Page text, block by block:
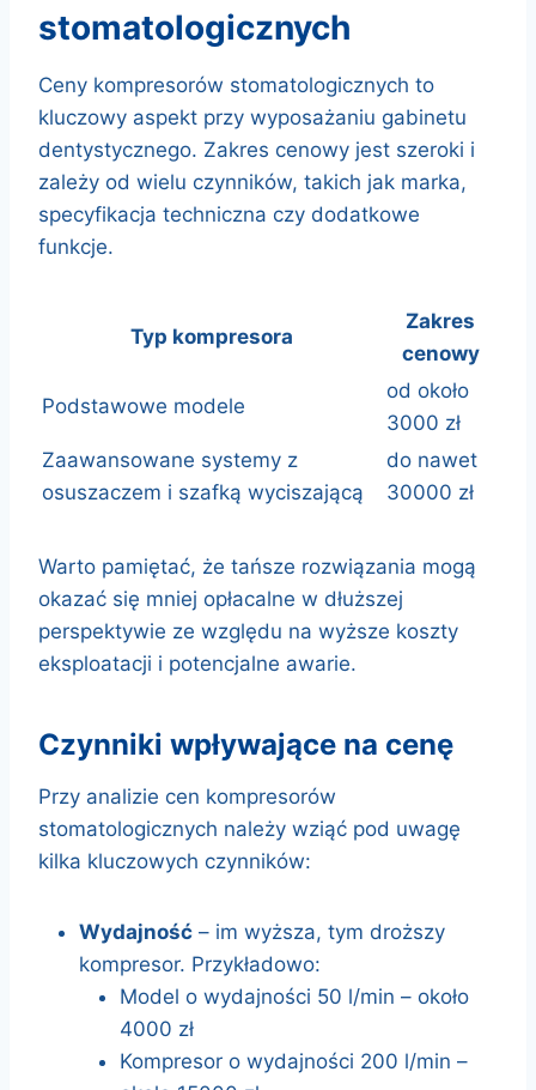
stomatologicznych
Ceny kompresorów stomatologicznych to
kluczowy aspekt przy wyposażaniu gabinetu
dentystycznego. Zakres cenowy jest szeroki i
zależy od wielu czynników, takich jak marka,
specyfikacja techniczna czy dodatkowe
funkcje.
Typ kompresora
Zakres
cenowy
Podstawowe modele
od około
3000 zł
Zaawansowane systemy z
osuszaczem i szafką wyciszającą
do nawet
30000 zł
Warto pamiętać, że tańsze rozwiązania mogą
okazać się mniej opłacalne w dłuższej
perspektywie ze względu na wyższe koszty
eksploatacji i potencjalne awarie.
czynniki wpływające na cenę
Przy analizie cen kompresorów
stomatologicznych należy wziąć pod uwagę
kilka kluczowych czynników:
Wydajność – im wyższa, tym droższy
kompresor. Przykładowo:
Model o wydajności 50 l/min – około
4000 zł
Kompresor o wydajności 200 l/min –